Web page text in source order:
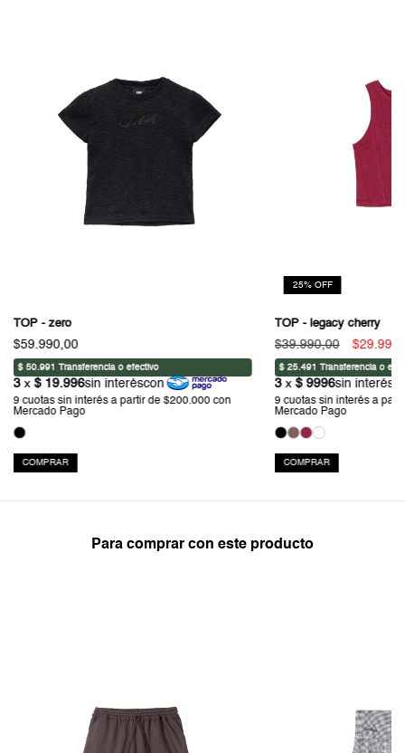
TOP - zero
$59.990,00
COMPRAR
25% OFF
TOP - legacy cherry
$39.990,00
COMPRAR
Para comprar con este producto